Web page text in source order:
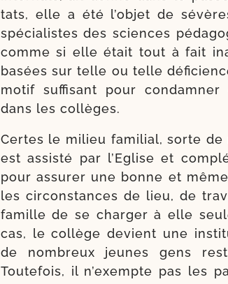
tats, elle a été l’ob­jet de
spé­cia­listes des sciences
comme si elle était tout à fait
basées sur telle ou telle
motif suf­fi­sant pour condam­ner
dans les collèges.
Certes le milieu fami­lial, sorte
est assis­té par l’Eglise et
pour assu­rer une bonne et
les cir­cons­tances de lieu, de
famille de se char­ger à elle
cas, le col­lège devient une
de nom­breux jeunes gens
Toutefois, il n’exempte pas les